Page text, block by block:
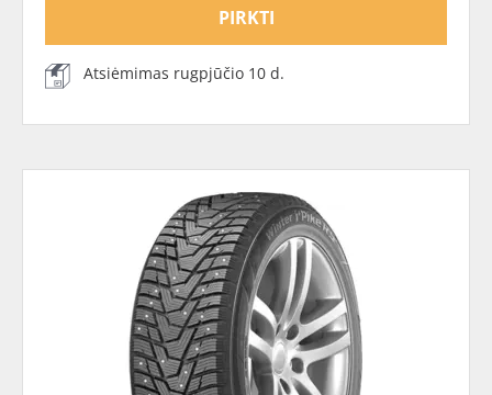
PIRKTI
Atsiėmimas rugpjūčio 10 d.